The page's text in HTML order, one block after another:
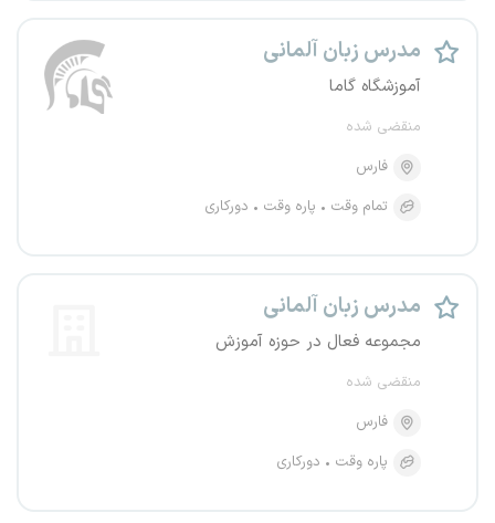
مدرس زبان آلمانی
آموزشگاه گاما
منقضی شده
فارس
تمام وقت
پاره وقت دورکاری
مدرس زبان آلمانی
مجموعه فعال در حوزه آموزش
منقضی شده
فارس
پاره وقت
دورکاری